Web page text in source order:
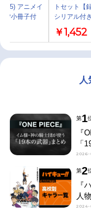
(5) アニメイ
小冊子付
トセット【
シリアル付き
￥1,452
第1
『
「
第2
『
人
2024-